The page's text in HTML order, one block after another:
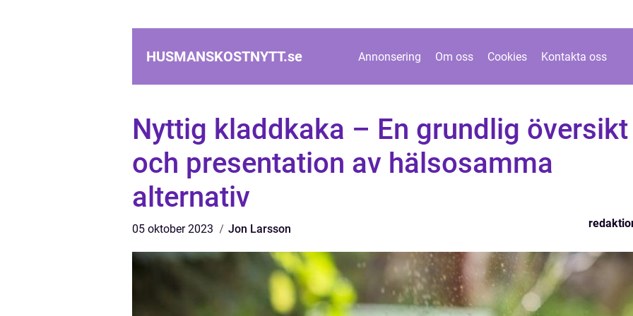
HUSMANSKOSTNYTT.se Annonsering Om oss Cookies Kontakta oss
Nyttig kladdkaka – En grundlig översikt
och presentation av hälsosamma
alternativ
05 oktober 2023 Jon Larsson